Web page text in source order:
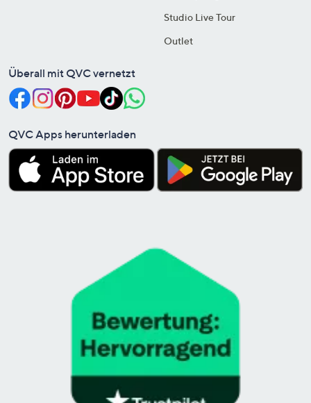
Studio Live Tour
Outlet
Überall mit QVC vernetzt
QVC Apps herunterladen